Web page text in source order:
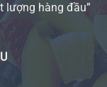
lượng hàng đầu”